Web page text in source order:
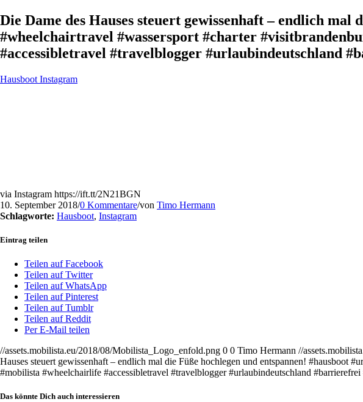
Die Dame des Hauses steuert gewissenhaft – endlich
#wheelchairtravel #wassersport #charter
#accessibletravel #travelblogger #urlaubindeutschland
Hausboot Instagram
via Instagram https://ift.tt/2N21BGN
10. September 2018/0 Kommentare/von Timo Hermann
Schlagworte: Hausboot, Instagram
Eintrag teilen
Teilen auf Facebook
Teilen auf Twitter
Teilen auf WhatsApp
Teilen auf Pinterest
Teilen auf Tumblr
Teilen auf Reddit
Per E-Mail teilen
//assets.mobilista.eu/2018/08/Mobilista_Logo_enfold.png 0 0 Timo Hermann //
Hauses steuert gewissenhaft – endlich mal die Füße hochlegen und entspannen! #hausboot
#mobilista #wheelchairlife #accessibletravel #travelblogger #urlaubindeutschland #barrierefrei
Das könnte Dich auch interessieren